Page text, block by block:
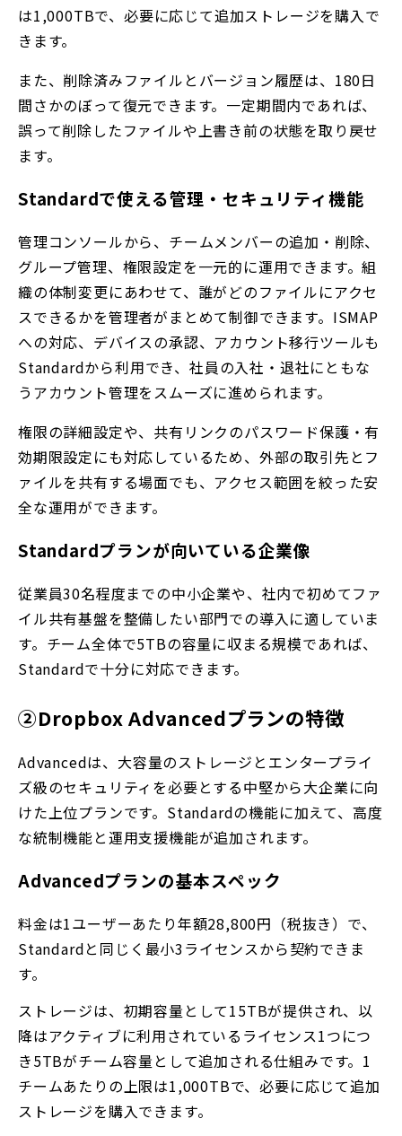
は1,000TBで、必要に応じて追加ストレージを購入で
きます。
また、削除済みファイルとバージョン履歴は、180日
間さかのぼって復元できます。一定期間内であれば、
誤って削除したファイルや上書き前の状態を取り戻せ
ます。
Standardで使える管理・セキュリティ機能
管理コンソールから、チームメンバーの追加・削除、
グループ管理、権限設定を一元的に運用できます。組
織の体制変更にあわせて、誰がどのファイルにアクセ
スできるかを管理者がまとめて制御できます。ISMAP
への対応、デバイスの承認、アカウント移行ツールも
Standardから利用でき、社員の入社・退社にともな
うアカウント管理をスムーズに進められます。
権限の詳細設定や、共有リンクのパスワード保護・有
効期限設定にも対応しているため、外部の取引先とフ
ァイルを共有する場面でも、アクセス範囲を絞った安
全な運用ができます。
Standardプランが向いている企業像
従業員30名程度までの中小企業や、社内で初めてファ
イル共有基盤を整備したい部門での導入に適していま
す。チーム全体で5TBの容量に収まる規模であれば、
Standardで十分に対応できます。
②Dropbox Advancedプランの特徴
Advancedは、大容量のストレージとエンタープライ
ズ級のセキュリティを必要とする中堅から大企業に向
けた上位プランです。Standardの機能に加えて、高度
な統制機能と運用支援機能が追加されます。
Advancedプランの基本スペック
料金は1ユーザーあたり年額28,800円（税抜き）で、
Standardと同じく最小3ライセンスから契約できま
す。
ストレージは、初期容量として15TBが提供され、以
降はアクティブに利用されているライセンス1つにつ
き5TBがチーム容量として追加される仕組みです。1
チームあたりの上限は1,000TBで、必要に応じて追加
ストレージを購入できます。